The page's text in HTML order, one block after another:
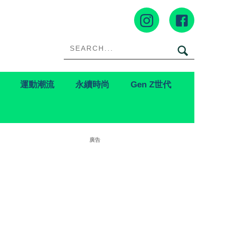
運動潮流 永續時尚 Gen Z世代
廣告